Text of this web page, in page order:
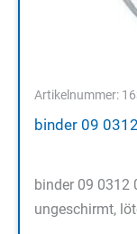
Artikelnummer:
binder 09
binder 09 0312
ungeschirmt,